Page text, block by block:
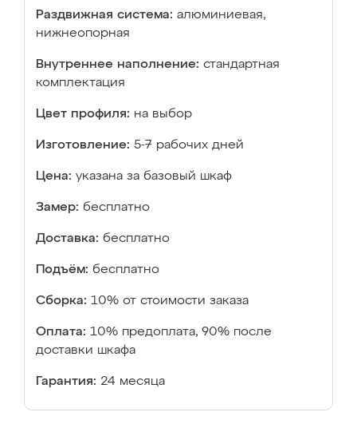
Раздвижная система: алюминиевая,
нижнеопорная
Внутреннее наполнение: стандартная
комплектация
Цвет профиля: на выбор
Изготовление: 5-7 рабочих дней
Цена: указана за базовый шкаф
Замер: бесплатно
Доставка: бесплатно
Подъём: бесплатно
Сборка: 10% от стоимости заказа
Оплата: 10% предоплата, 90% после
доставки шкафа
Гарантия: 24 месяца